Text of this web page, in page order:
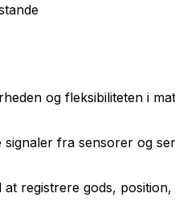
og fleksibiliteten i
fra sensorer og
registrere gods,